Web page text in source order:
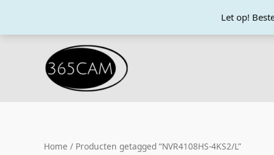
Let op!
Home / Producten getagged “NVR4108HS-4KS2/L”